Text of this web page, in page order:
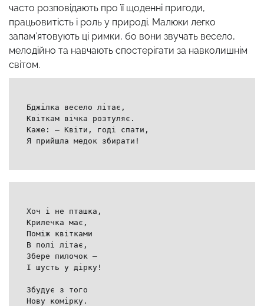
часто розповідають про її щоденні пригоди,
працьовитість і роль у природі. Малюки легко
запам’ятовують ці римки, бо вони звучать весело,
мелодійно та навчають спостерігати за навколишнім
світом.
Бджілка весело літає,
Квіткам вічка розтуляє.
Каже: — Квіти, годі спати,
Я прийшла медок збирати!
Хоч і не пташка,
Крилечка має,
Поміж квітками
В полі літає,
Збере пилочок –
І шусть у дірку!
Збудує з того
Нову комірку.